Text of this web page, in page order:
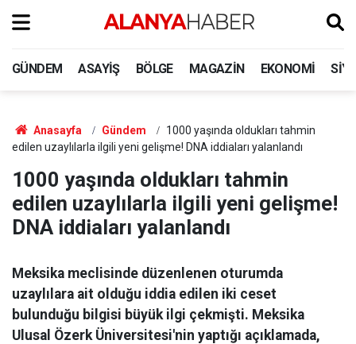
GÜNDEM ASAYIŞ BÖLGE MAGAZIN EKONOMI
Anasayfa Gündem
1000 yaşında oldukları tahmin
edilen uzaylılarla ilgili yeni gelişme! DNA iddiaları yalanlandı
1000 yaşında oldukları tahmin
edilen uzaylılarla ilgili yeni gelişme!
DNA iddiaları yalanlandı
Meksika meclisinde düzenlenen oturumda
uzaylılara ait olduğu iddia edilen iki ceset
bulunduğu bilgisi büyük ilgi çekmişti. Meksika
Ulusal Özerk Üniversitesi'nin yaptığı açıklamada,